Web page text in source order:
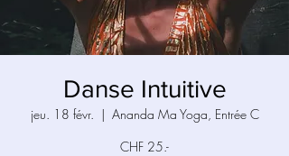
Danse Intuitive
jeu. 18 févr.
  |
Ananda Ma Yoga, Entrée C
CHF 25.-